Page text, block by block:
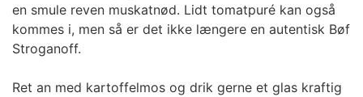
en smule reven muskatnød. Lidt tomatpuré kan også
kommes i, men så er det ikke længere en autentisk Bøf
Stroganoff.
Ret an med kartoffelmos og drik gerne et glas kraftig